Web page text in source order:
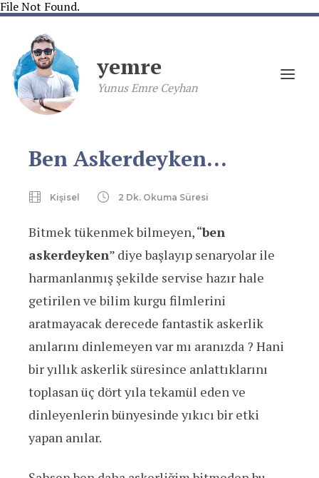
File Not Found.
yemre
Yunus Emre Ceyhan
Ben Askerdeyken…
Kişisel 2 Dk. Okuma Süresi
Bitmek tükenmek bilmeyen, “ben
askerdeyken” diye başlayıp senaryolar ile
harmanlanmış şekilde servise hazır hale
getirilen ve bilim kurgu filmlerini
aratmayacak derecede fantastik askerlik
anılarını dinlemeyen var mı aranızda ? Hani
bir yıllık askerlik süresince anlattıklarını
toplasan üç dört yıla tekamül eden ve
dinleyenlerin bünyesinde yıkıcı bir etki
yapan anılar.